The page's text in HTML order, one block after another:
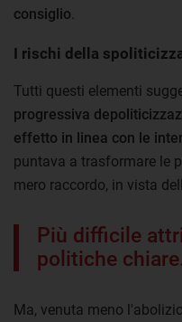
consiglio
I rischi della
Tutti questi elementi
progressiva
effetto in linea con le
puntava a trasformare le
mero raccordo, in vista
Più difficile
politiche
Ma, venuta meno